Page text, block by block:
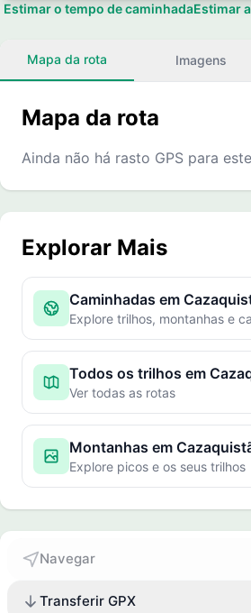
Estimar o tempo de caminhadaEstimar
Mapa da rota Imagens
Mapa da rota
Ainda não há rasto GPS para
Explorar Mais
Caminhadas em
Explore trilhos, montanhas e
Todos os trilhos em
Ver todas as rotas
Montanhas em
Explore picos e os seus trilhos
Navegar
Transferir GPX